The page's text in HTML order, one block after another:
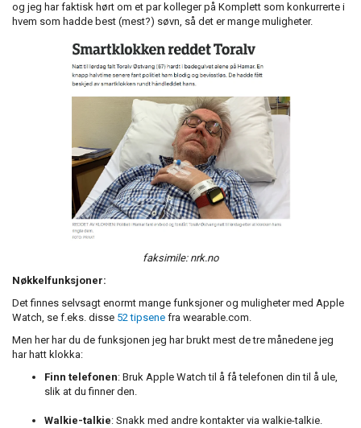
og jeg har faktisk hørt om et par kolleger på Komplett som konkurrerte i
hvem som hadde best (mest?) søvn, så det er mange muligheter.
faksimile: nrk.no
Nøkkelfunksjoner:
Det finnes selvsagt enormt mange funksjoner og muligheter med Apple
Watch, se f.eks. disse 52 tipsene fra wearable.com.
Men her har du de funksjonen jeg har brukt mest de tre månedene jeg
har hatt klokka:
Finn telefonen: Bruk Apple Watch til å få telefonen din til å ule,
slik at du finner den.
Walkie-talkie: Snakk med andre kontakter via walkie-talkie.